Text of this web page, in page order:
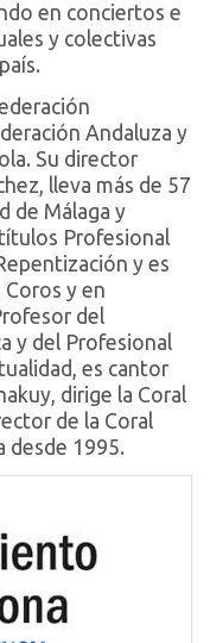
en conciertos e
y colectivas
Andaluza y
Su director
lleva más de 57
de Málaga y
Profesional
y es
y en
del
y del Profesional
es cantor
dirige la Coral
de la Coral
desde 1995.